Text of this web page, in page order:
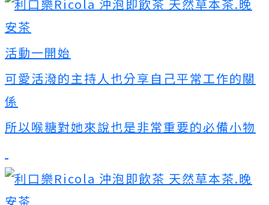
活動一開始
可愛活潑的主持人也分享自己平常工作的關
係
所以喉糖對她來說也是非常重要的必備小物